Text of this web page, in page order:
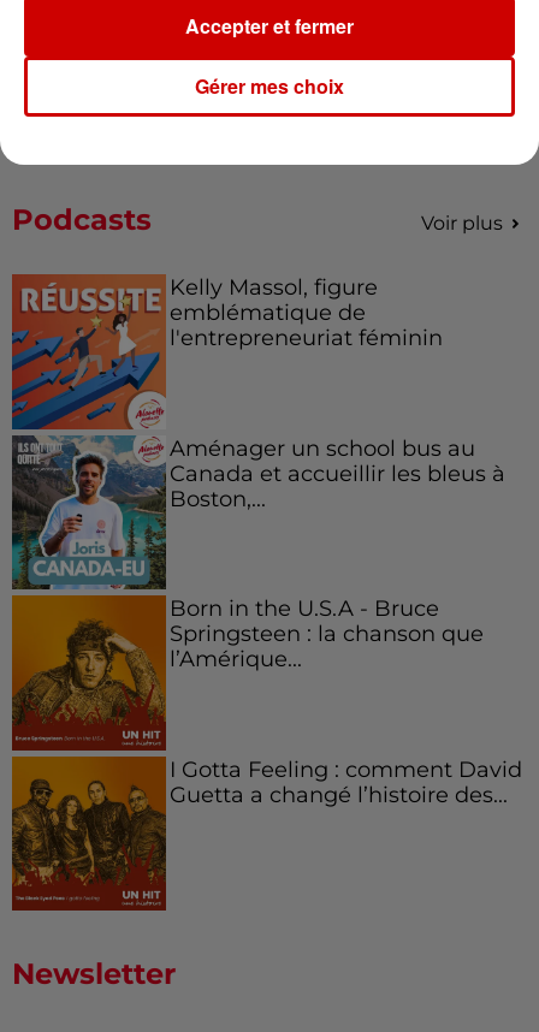
Le Duel - Gagnez votre balade
en jet ski !
Podcasts Voir plus
Kelly Massol, figure
emblématique de
l'entrepreneuriat féminin
Aménager un school bus au
Canada et accueillir les bleus à
Boston,...
Born in the U.S.A - Bruce
Springsteen : la chanson que
l’Amérique...
I Gotta Feeling : comment David
Guetta a changé l’histoire des...
Newsletter
Gérer mes choix
Accepter et fermer